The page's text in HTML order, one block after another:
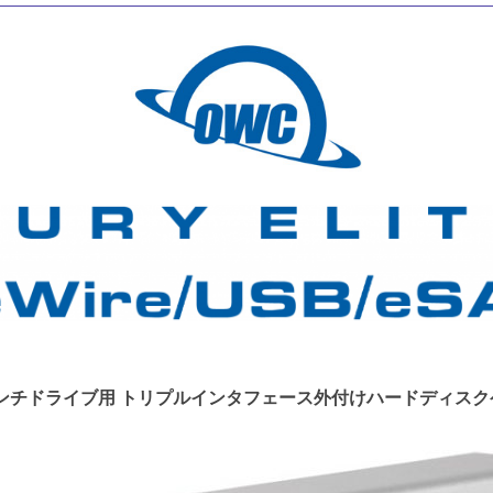
チドライブ用 トリプルインタフェース外付けハードディス